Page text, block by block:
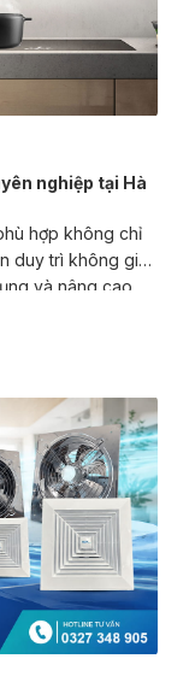
nghiệp tại Hà
hợp không chỉ
duy trì không gian
và nâng cao